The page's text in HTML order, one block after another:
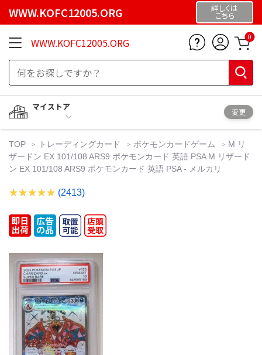
WWW.KOFC12005.ORG 詳しくは
こちら
WWW.KOFC12005.ORG 0
マイストア
変更
TOP トレーディングカード ポケモンカードゲーム
M リ
ザードン EX 101/108 ARS9 ポケモンカード 英語 PSA M リザード
ン EX 101/108 ARS9 ポケモンカード 英語 PSA - メルカリ
(2413)